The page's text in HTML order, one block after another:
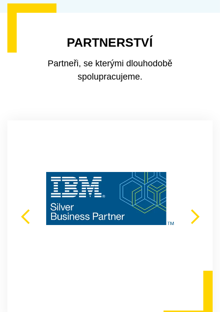
PARTNERSTVÍ
Partneři, se kterými dlouhodobě
spolupracujeme.